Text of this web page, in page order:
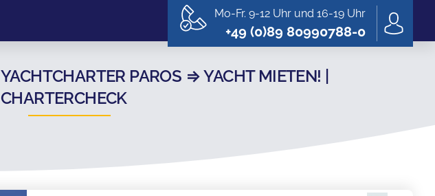
Mo-Fr. 9-12 Uhr und 16-19 Uhr
+49 (0)89 80990788-0
YACHTCHARTER PAROS ⇒ YACHT MIETEN! |
CHARTERCHECK